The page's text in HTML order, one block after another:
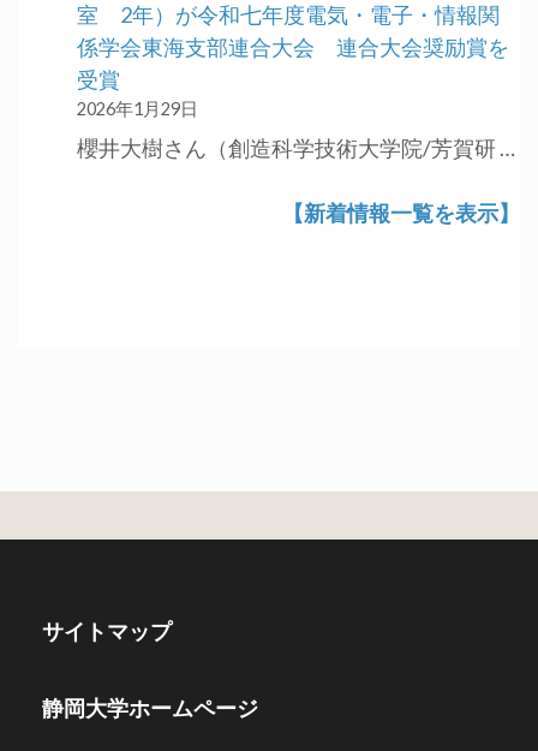
室 2年）が令和七年度電気・電子・情報関
係学会東海支部連合大会 連合大会奨励賞を
受賞
2026年1月29日
櫻井大樹さん（創造科学技術大学院/芳賀研 …
【新着情報一覧を表示】
サイトマップ
静岡大学ホームページ